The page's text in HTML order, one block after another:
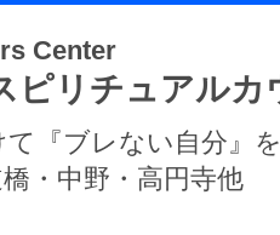
Center
ピリチュアル
て『ブレない自分』
・中野・高円寺他